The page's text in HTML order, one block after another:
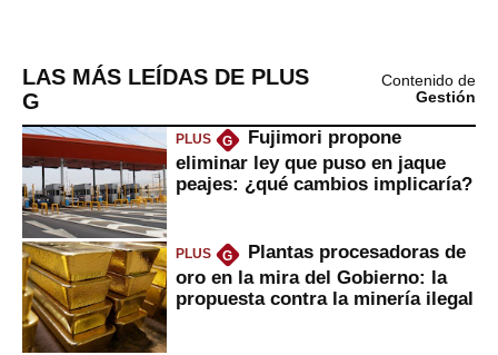
LAS MÁS LEÍDAS DE PLUS
G
Contenido de
Gestión
PLUS G
Fujimori propone
eliminar ley que puso en jaque
peajes: ¿qué cambios implicaría?
PLUS G
Plantas procesadoras de
oro en la mira del Gobierno: la
propuesta contra la minería ilegal